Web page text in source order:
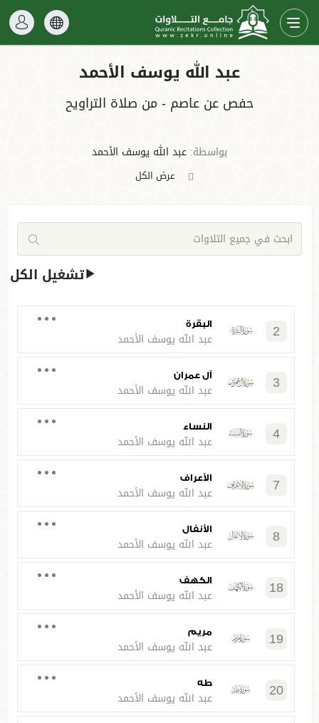
عبد الله يوسف الأحمد
حفص عن عاصم - من صلاة التراويح
بواسطة: عبد الله يوسف الأحمد
عرض الكل
تشغيل الكل
2 البقرة
عبد الله يوسف الأحمد
3 آل عمران
عبد الله يوسف الأحمد
4 النساء
عبد الله يوسف الأحمد
7 الأعراف
عبد الله يوسف الأحمد
8 الأنفال
عبد الله يوسف الأحمد
18 الكهف
عبد الله يوسف الأحمد
19 مريم
عبد الله يوسف الأحمد
20 طه
عبد الله يوسف الأحمد